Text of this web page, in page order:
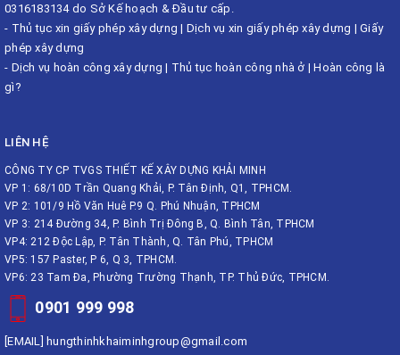
0316183134 do Sở Kế hoạch & Đầu tư cấp.
- Thủ tục xin giấy phép xây dựng | Dịch vụ xin giấy phép xây dựng | Giấy
phép xây dựng
- Dịch vụ hoàn công xây dựng | Thủ tục hoàn công nhà ở |Hoàn công là
gì?
LIÊN HỆ
CÔNG TY CP TVGS THIẾT KẾ XÂY DỰNG KHẢI MINH
VP 1: 68/10D Trần Quang Khải, P. Tân Định, Q1, TPHCM.
VP 2: 101/9 Hồ Văn Huê P.9 Q. Phú Nhuận, TPHCM
VP 3: 214 Đường 34, P. Bình Trị Đông B, Q. Bình Tân, TPHCM
VP4: 212 Độc Lập, P. Tân Thành, Q. Tân Phú, TPHCM
VP5: 157 Paster, P 6, Q 3, TPHCM.
VP6: 23 Tam Đa, Phường Trường Thạnh, TP. Thủ Đức, TPHCM.
0901 999 998
[EMAIL] hungthinhkhaiminhgroup@gmail.com